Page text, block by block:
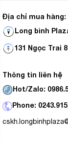
Địa chỉ mua hàng:
Long bình
131 Ngọc Trai
Thông tin liên hệ
Hot/Zalo:
Phone: